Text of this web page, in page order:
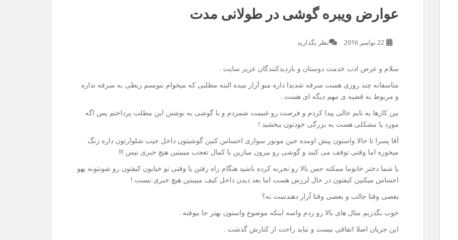
عوارض ویبره گوشی در طولانی مدت
22 نوامبر 2016 نظر بگذارید
سلام و عرض ادب خدمت دوستان و بازدیدکنندگان عزیز سایت .
متاسفانه چند روزی هست سرفه شدیدا داره منو آزار میده البته مطلبی که میخوام بنویسم ربطی به سرفه نداره
و مربوط به قضیه ی مهم دیگه ای هست .
بین کارها یه تایم خالی پیدا کردم و فرصت رو غنیمت شمردم و با گوشی به نوشتن این مطلب پرداختم پس اگه
مورد یا مشکلی هست به بزرگی خودتون ببخشید !
آقا پسرا تا حالا واستون پیش اومده حین موتور سواری احساس کنین گوشیتون داخل جیب شلوارتون داره زنگ
میخوره اما وقتی توقف می کنید و گوشی رو بیرون میارین با کمال تعجب میبینین هیچ خبری نیس !!!
یا شما دختر خانوما ممکنه حس بالا رو تجربه کرده باشید هنگام راه رفتن یا وقتی تو خیابون کیفتون رو شونتونه یهو
احساس میکنین کیفتون در حال لرزش هست اما بعد دیدن داخل کیف میبینین هیچ خبری نیست !
بعضی وقتا جالب و بعضی وقتا آزار دهندست نه؟
خوب بگذریم مثال های بالا رو زدم واسه اینکه موضوع واستون بهتر جا بیوفته .
این جریان اصلا اتفاقی نیست و نباید راحت از کنارش گذشت .